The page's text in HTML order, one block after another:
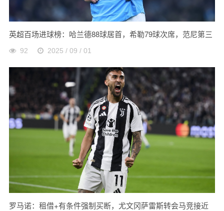
英超百场进球榜：哈兰德88球居首，希勒79球次席，范尼第三
92 2025 / 09 / 01
罗马诺：租借+有条件强制买断，尤文冈萨雷斯转会马竞接近